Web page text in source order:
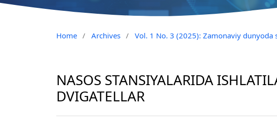
Home / Archives / Vol. 1 No. 3 (2025): Zamonaviy
NASOS STANSIYALARIDA
DVIGATELLAR